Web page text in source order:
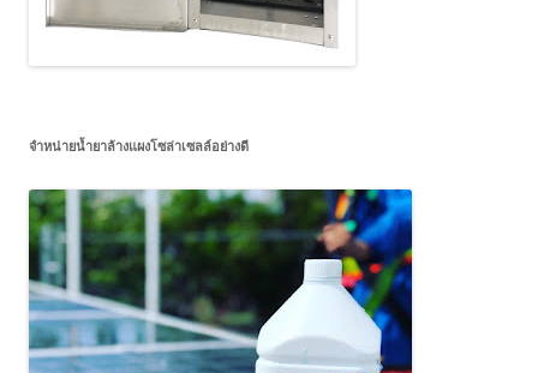
จำหน่ายน้ำยาล้างแผงโซล่าเซลล์อย่างดี